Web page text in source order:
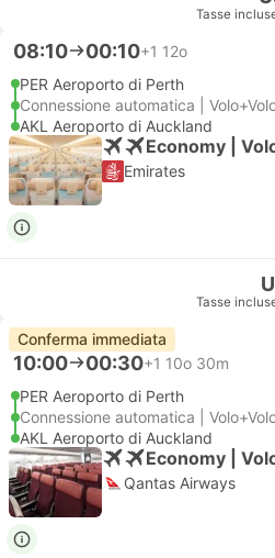
Tasse
08:10 00:10+1 12o
PER Aeroporto di Perth
Connessione automatica |
AKL Aeroporto di Auckland
Economy |
Emirates
Tasse
Conferma immediata
10:00 00:30+1 10o 30m
PER Aeroporto di Perth
Connessione automatica |
AKL Aeroporto di Auckland
Economy |
Qantas Airways